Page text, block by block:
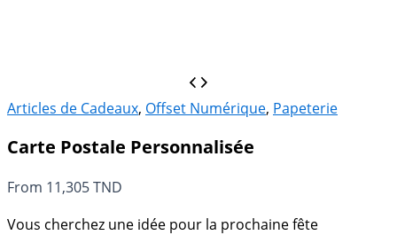
Articles de Cadeaux, Offset Numérique, Papeterie
Carte Postale Personnalisée
From 11,305TND
Vous cherchez une idée pour la prochaine fête